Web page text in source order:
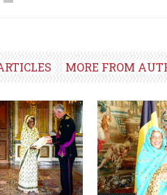
MORE FROM